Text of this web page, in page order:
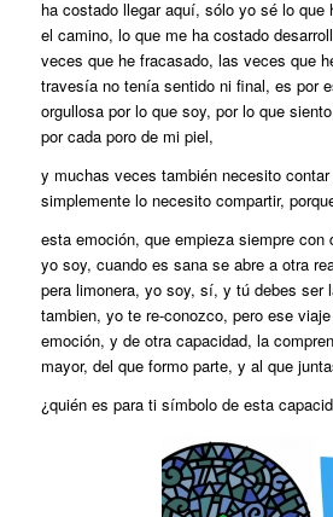
ha costado llegar aquí, sólo yo sé lo que
el camino, lo que me ha costado
veces que he fracasado, las veces que
travesía no tenía sentido ni final, es por
orgullosa por lo que soy, por lo que
por cada poro de mi piel,
y muchas veces también necesito contar
simplemente lo necesito compartir,
esta emoción, que empieza siempre con
yo soy, cuando es sana se abre a otra
pera limonera, yo soy, sí, y tú debes ser
tambien, yo te re-conozco, pero ese
emoción, y de otra capacidad, la
mayor, del que formo parte, y al que
¿quién es para ti símbolo de esta